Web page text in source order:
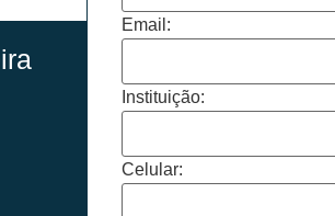
Email:
Instituição:
Celular: